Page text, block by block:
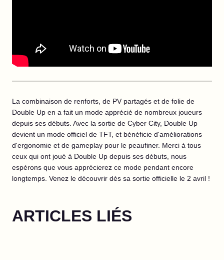
La combinaison de renforts, de PV partagés et de folie de
Double Up en a fait un mode apprécié de nombreux joueurs
depuis ses débuts. Avec la sortie de Cyber City, Double Up
devient un mode officiel de TFT, et bénéficie d'améliorations
d'ergonomie et de gameplay pour le peaufiner. Merci à tous
ceux qui ont joué à Double Up depuis ses débuts, nous
espérons que vous apprécierez ce mode pendant encore
longtemps. Venez le découvrir dès sa sortie officielle le 2 avril !
ARTICLES LIÉS